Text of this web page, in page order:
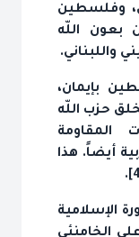
وفلسطين
بعون اللّه
واللبناني.
بإيمان،
حزب اللّه
المقاومة
أيضاً. هذا
الإسلامية
الخامنئي